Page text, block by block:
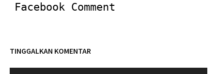
Facebook Comment
TINGGALKAN KOMENTAR